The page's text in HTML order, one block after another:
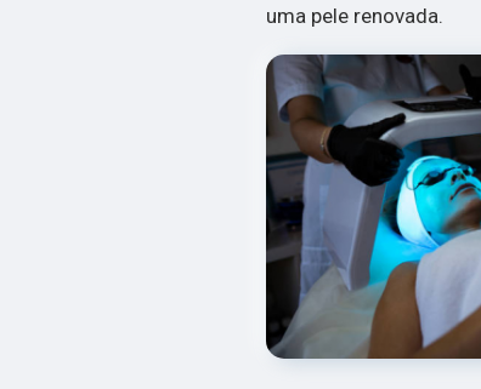
uma pele renovada.